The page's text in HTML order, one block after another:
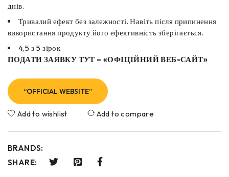
днів.
Тривалий ефект без залежності. Навіть після припинення
використання продукту його ефективність зберігається.
4,5 з 5 зірок
ПОДАТИ ЗАЯВКУ ТУТ – «ОФІЦІЙНИЙ ВЕБ-САЙТ»
“OFFICIAL WEBSITE”
Add to wishlist Add to compare
BRANDS:
SHARE: